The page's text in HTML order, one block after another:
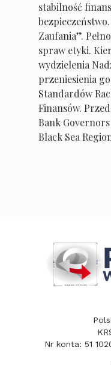
stabilność
Zaufania”.
spraw etyki.
wydzielenia
przeniesienia
Standardów
Finansów.
Bank
Black Sea
Nr konta: 51